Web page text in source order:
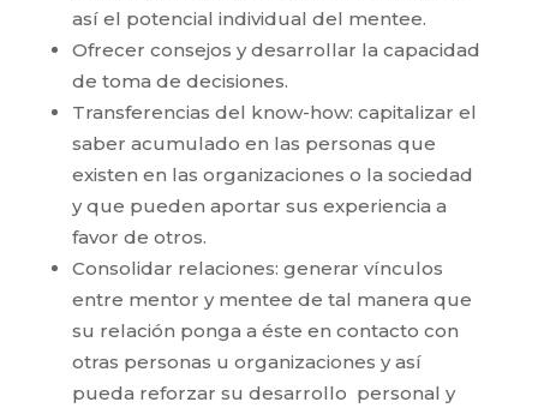
así el potencial individual del mentee.
Ofrecer consejos y desarrollar la capacidad
de toma de decisiones.
Transferencias del know-how: capitalizar el
saber acumulado en las personas que
existen en las organizaciones o la sociedad
y que pueden aportar sus experiencia a
favor de otros.
Consolidar relaciones: generar vínculos
entre mentor y mentee de tal manera que
su relación ponga a éste en contacto con
otras personas u organizaciones y así
pueda reforzar su desarrollo personal y